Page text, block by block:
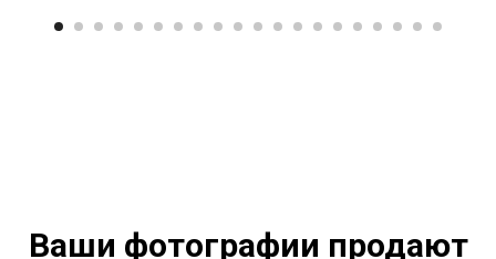
Ваши фотографии продают